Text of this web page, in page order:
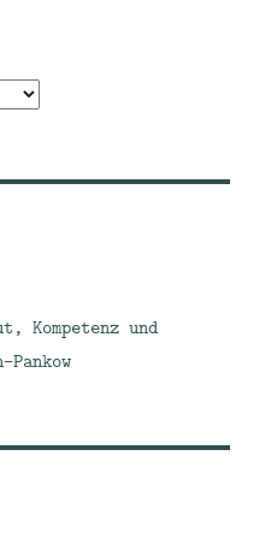
Kompetenz und